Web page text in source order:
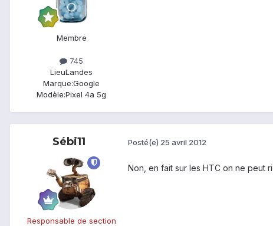
Membre
745
LieuLandes
Marque:Google
Modèle:Pixel 4a 5g
Sébi11
Responsable de section
Posté(e) 25 avril 2012
Non, en fait sur les HTC on ne peut